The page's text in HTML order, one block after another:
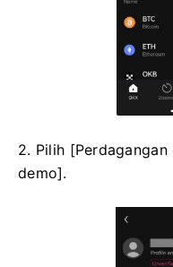
2. Pilih
demo].